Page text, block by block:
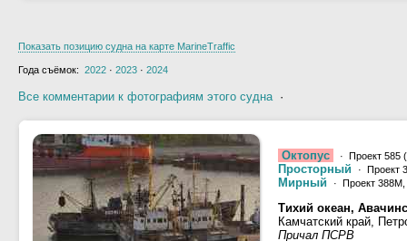
Показать позицию судна на карте MarineTraffic
Года съёмок: 2022 · 2023 · 2024
Все комментарии к фотографиям этого судна·
Октопус · Проект 585
Просторный · Проект
Мирный · Проект 388М,
Тихий океан,
Камчатский край,
Причал ПСРВ